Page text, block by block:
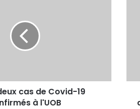
cas de Covid-19
à l'UOB
dans